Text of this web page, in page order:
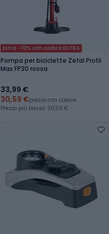
Extra -10% con codice EXTRA
Pompa per biciclette Zefal Profil
Max FP30 rossa
33,99 €
30,59 €prezzo con codice
Prezzo più basso: 30,59 €